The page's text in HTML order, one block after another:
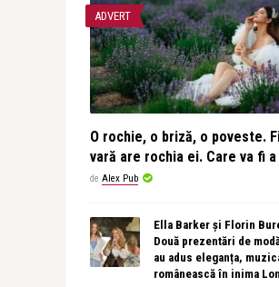
ADVERT
O rochie, o briză, o poveste.
vară are rochia ei. Care va fi
de Alex Pub
Ella Barker și Florin
Două prezentări de
au adus eleganța,
românească în inima